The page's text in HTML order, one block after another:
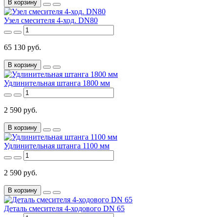
В корзину
Узел смесителя 4-ход. DN80
65 130 руб.
В корзину
Удлинительная штанга 1800 мм
2 590 руб.
В корзину
Удлинительная штанга 1100 мм
2 590 руб.
В корзину
Деталь смесителя 4-ходового DN 65